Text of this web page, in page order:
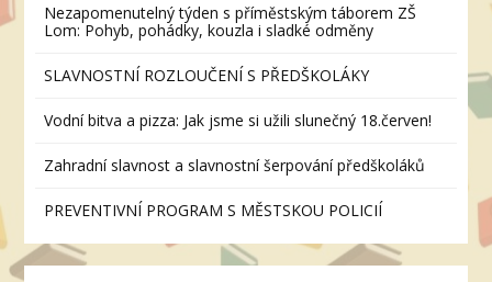
Nezapomenutelný týden s příměstským táborem ZŠ
Lom: Pohyb, pohádky, kouzla i sladké odměny
SLAVNOSTNÍ ROZLOUČENÍ S PŘEDŠKOLÁKY
Vodní bitva a pizza: Jak jsme si užili slunečný 18.červen!
Zahradní slavnost a slavnostní šerpování předškoláků
PREVENTIVNÍ PROGRAM S MĚSTSKOU POLICIÍ